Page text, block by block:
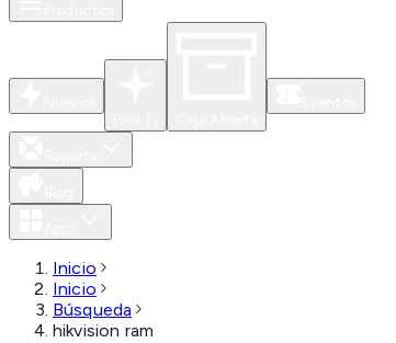
Inicio
Inicio
Búsqueda
hikvision ram